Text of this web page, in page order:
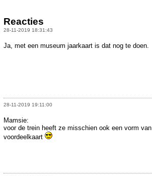
Reacties
28-11-2019 18:31:43
Ja, met een museum jaarkaart is dat nog te doen.
28-11-2019 19:11:00
Mamsie:
voor de trein heeft ze misschien ook een vorm van
voordeelkaart